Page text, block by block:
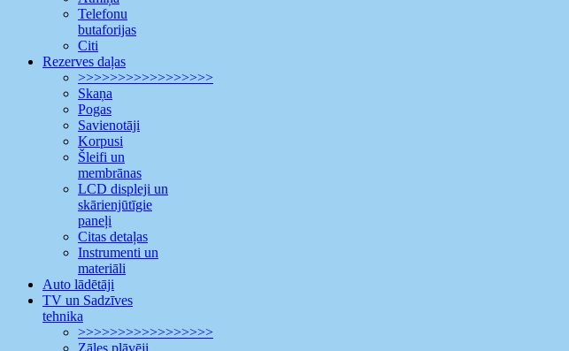
Telefonu
butaforijas
Citi
Rezerves daļas
>>>>>>>>>>>>>>>>>
Skaņa
Pogas
Savienotāji
Korpusi
Šleifi un
membrānas
LCD displeji un
skārienjūtīgie
paneļi
Citas detaļas
Instrumenti un
materiāli
Auto lādētāji
TV un Sadzīves
tehnika
>>>>>>>>>>>>>>>>>